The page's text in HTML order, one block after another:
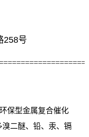
258号
保型金属复合催化
二醚、铅、汞、镉